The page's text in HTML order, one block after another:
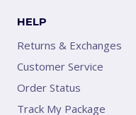
HELP
Returns & Exchanges
Customer Service
Order Status
Track My Package